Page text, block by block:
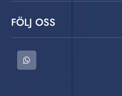
FÖLJ OSS